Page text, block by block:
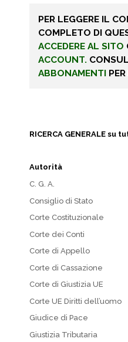
PER LEGGERE IL
COMPLETO DI
ACCEDERE AL SITO
ACCOUNT.
ABBONAMENTI
RICERCA GENERALE su
Autorità
C. G. A.
Consiglio di Stato
Corte Costituzionale
Corte dei Conti
Corte di Appello
Corte di Cassazione
Corte di Giustizia UE
Corte UE Diritti dell’uomo
Giudice di Pace
Giustizia Tributaria